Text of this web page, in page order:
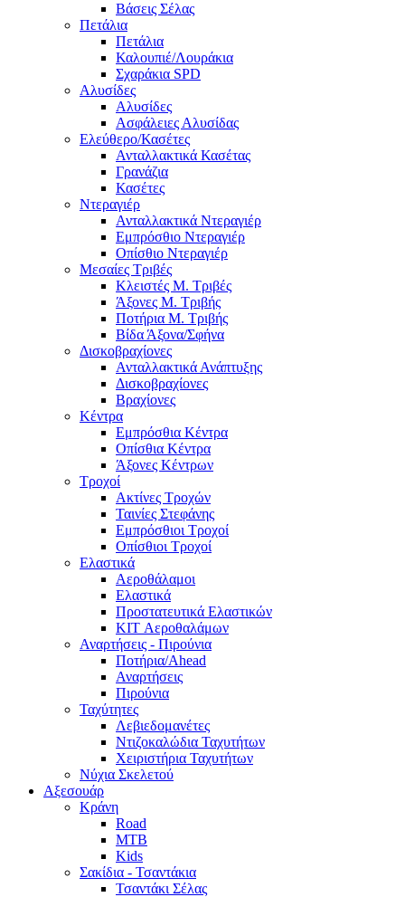
Βάσεις Σέλας
Πετάλια
Πετάλια
Καλουπιέ/Λουράκια
Σχαράκια SPD
Αλυσίδες
Αλυσίδες
Ασφάλειες Αλυσίδας
Ελεύθερο/Κασέτες
Ανταλλακτικά Κασέτας
Γρανάζια
Κασέτες
Ντεραγιέρ
Ανταλλακτικά Ντεραγιέρ
Εμπρόσθιο Ντεραγιέρ
Οπίσθιο Ντεραγιέρ
Μεσαίες Τριβές
Κλειστές Μ. Τριβές
Άξονες Μ. Τριβής
Ποτήρια Μ. Τριβής
Βίδα Άξονα/Σφήνα
Δισκοβραχίονες
Ανταλλακτικά Ανάπτυξης
Δισκοβραχίονες
Βραχίονες
Κέντρα
Εμπρόσθια Κέντρα
Οπίσθια Κέντρα
Άξονες Κέντρων
Τροχοί
Ακτίνες Τροχών
Ταινίες Στεφάνης
Εμπρόσθιοι Τροχοί
Οπίσθιοι Τροχοί
Ελαστικά
Αεροθάλαμοι
Ελαστικά
Προστατευτικά Ελαστικών
KIT Αεροθαλάμων
Αναρτήσεις - Πιρούνια
Ποτήρια/Ahead
Αναρτήσεις
Πιρούνια
Ταχύτητες
Λεβιεδομανέτες
Ντιζοκαλώδια Ταχυτήτων
Χειριστήρια Ταχυτήτων
Νύχια Σκελετού
Αξεσουάρ
Κράνη
Road
MTB
Kids
Σακίδια - Τσαντάκια
Τσαντάκι Σέλας